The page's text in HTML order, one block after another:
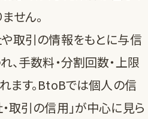
せん。
取引の情報をもとに与信
、手数料・分割回数・上限
ます。BtoBでは個人の信
取引の信用」が中心に見ら